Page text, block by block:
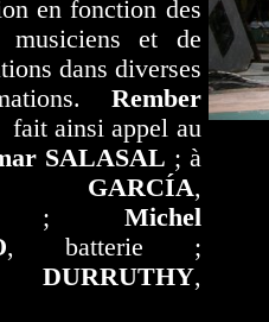
en fonction des
musiciens et de
dans diverses
Rember
fait ainsi appel au
SALASAL ; à
GARCÍA,
; Michel
, batterie ;
,